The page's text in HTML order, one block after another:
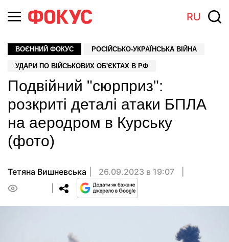
RU
ВОЄННИЙ ФОКУС РОСІЙСЬКО-УКРАЇНСЬКА ВІЙНА
УДАРИ ПО ВІЙСЬКОВИХ ОБ'ЄКТАХ В РФ
Подвійний "сюрприз":
розкриті деталі атаки БПЛА
на аеродром в Курську
(фото)
Тетяна Вишневська
26.09.2023 в 19:07